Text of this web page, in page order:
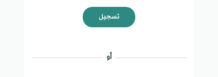
تسجيل
أو